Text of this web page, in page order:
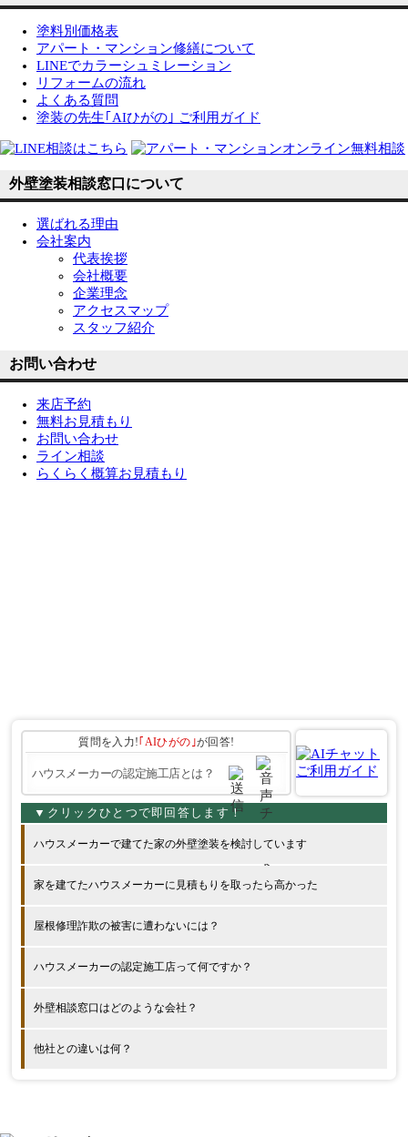
塗料別価格表
アパート・マンション修繕について
LINEでカラーシュミレーション
リフォームの流れ
よくある質問
塗装の先生｢AIひがの｣ ご利用ガイド
外壁塗装相談窓口について
選ばれる理由
会社案内
代表挨拶
会社概要
企業理念
アクセスマップ
スタッフ紹介
お問い合わせ
来店予約
無料お見積もり
お問い合わせ
ライン相談
らくらく概算お見積もり
質問を入力!｢AIひがの｣が回答!
ハウスメーカーで建てた家の外壁塗装を検討しています
家を建てたハウスメーカーに見積もりを取ったら高かった
屋根修理詐欺の被害に遭わないには？
ハウスメーカーの認定施工店って何ですか？
外壁相談窓口はどのような会社？
他社との違いは何？